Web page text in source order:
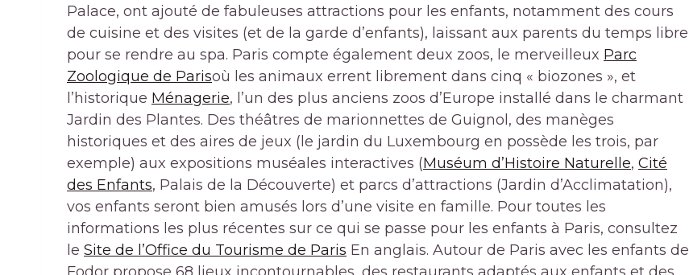
Palace, ont ajouté de fabuleuses attractions pour les enfants, notamment des cours
de cuisine et des visites (et de la garde d’enfants), laissant aux parents du temps libre
pour se rendre au spa. Paris compte également deux zoos, le merveilleux Parc
Zoologique de Parisoù les animaux errent librement dans cinq « biozones », et
l’historique Ménagerie, l’un des plus anciens zoos d’Europe installé dans le charmant
Jardin des Plantes. Des théâtres de marionnettes de Guignol, des manèges
historiques et des aires de jeux (le jardin du Luxembourg en possède les trois, par
exemple) aux expositions muséales interactives (Muséum d’Histoire Naturelle, Cité
des Enfants, Palais de la Découverte) et parcs d’attractions (Jardin d’Acclimatation),
vos enfants seront bien amusés lors d’une visite en famille. Pour toutes les
informations les plus récentes sur ce qui se passe pour les enfants à Paris, consultez
le Site de l’Office du Tourisme de Paris En anglais. Autour de Paris avec les enfants de